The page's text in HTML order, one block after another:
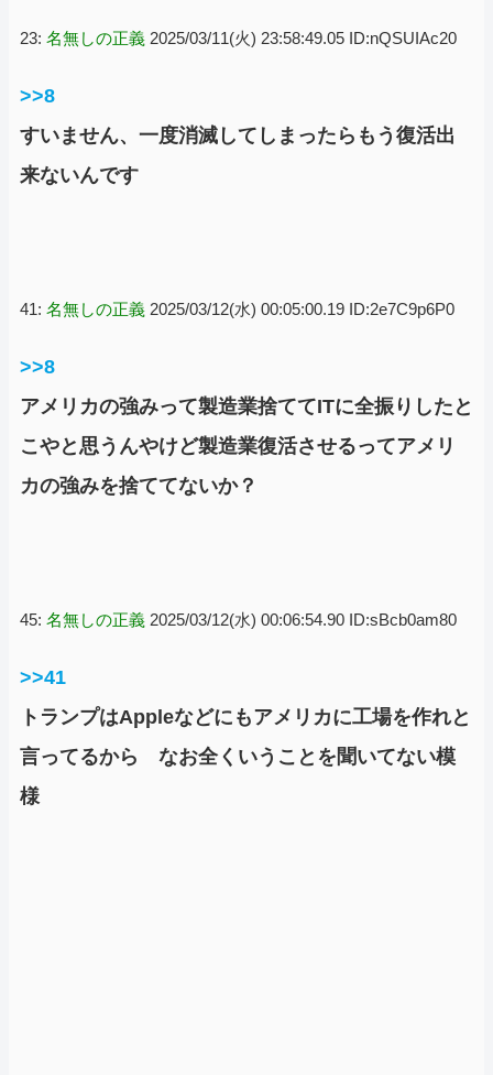
23: 名無しの正義 2025/03/11(火) 23:58:49.05 ID:nQSUIAc20
>>8
すいません、一度消滅してしまったらもう復活出
来ないんです
41: 名無しの正義 2025/03/12(水) 00:05:00.19 ID:2e7C9p6P0
>>8
アメリカの強みって製造業捨ててITに全振りしたと
こやと思うんやけど製造業復活させるってアメリ
カの強みを捨ててないか？
45: 名無しの正義 2025/03/12(水) 00:06:54.90 ID:sBcb0am80
>>41
トランプはAppleなどにもアメリカに工場を作れと
言ってるから なお全くいうことを聞いてない模
様